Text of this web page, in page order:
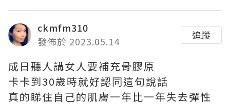
ckmfm310
發佈於 2023.05.14
追蹤
成日聽人講女人要補充骨膠原
卡卡到30歲時就好認同這句說話
真的睇住自己的肌膚一年比一年失去彈性